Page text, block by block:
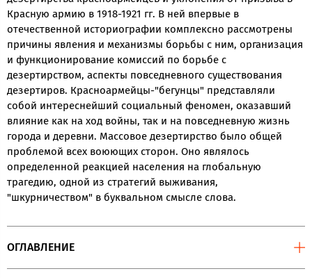
Красную армию в 1918-1921 гг. В ней впервые в
отечественной историографии комплексно рассмотрены
причины явления и механизмы борьбы с ним, организация
и функционирование комиссий по борьбе с
дезертирством, аспекты повседневного существования
дезертиров. Красноармейцы-"бегунцы" представляли
собой интереснейший социальный феномен, оказавший
влияние как на ход войны, так и на повседневную жизнь
города и деревни. Массовое дезертирство было общей
проблемой всех воюющих сторон. Оно являлось
определенной реакцией населения на глобальную
трагедию, одной из стратегий выживания,
"шкурничеством" в буквальном смысле слова.
ОГЛАВЛЕНИЕ